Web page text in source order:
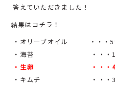
答えていただきました！
結果はコチラ！
・オリーブオイル ・・・
・海苔
・・・
・生卵 ・・・
・キムチ
・・・